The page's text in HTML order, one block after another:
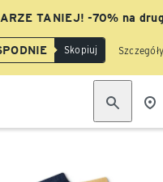
TANIEJ! -70% na
Skopiuj